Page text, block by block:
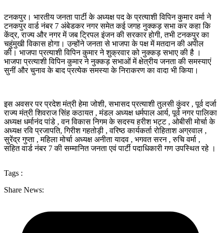
टनकपुर। भारतीय जनता पार्टी के अध्यक्ष पद के प्रत्याशी विपिन कुमार वर्मा ने
टनकपुर वार्ड नंबर 7 अंबेडकर नगर समेत कई जगह नुक्कड़ सभा कर कहा कि
केंद्र, राज्य और नगर में जब ट्रिपल इंजन की सरकार होगी, तभी टनकपुर का
चहुंमुखी विकास होगा। उन्होंने जनता से भाजपा के पक्ष में मतदान की अपील
की। भाजपा प्रत्याशी विपिन कुमार ने शुक्रवार को नुक्कड़ सभाए की है ।
भाजपा प्रत्याशी विपिन कुमार ने नुक्कड़ सभाओं में क्षेत्रीय जनता की समस्याएं
सुनीं और चुनाव के बाद प्रत्येक समस्या के निराकरण का वादा भी किया।
इस अवसर पर प्रदेश मंत्री हेमा जोशी, सभासद प्रत्याशी तुलसी कुंवर , पूर्व दर्जा
राज्य मंत्री शिवराज सिंह कठायत , मंडल अध्यक्ष धर्मपाल आर्य, पूर्व नगर पालिका
अध्यक्ष धर्मानंद पांडे , वन विकास निगम के सदस्य हरीश भट्ट , ओबीसी मोर्चा के
अध्यक्ष रवि प्रजापति, गिरीश गहतोड़ी , वरिष्ठ कार्यकर्ता रोहिताश अग्रवाल ,
सुरेंद्र गुप्ता , महिला मोर्चा अध्यक्ष अनीता यादव , भगवत सरन , रुचि वर्मा ,
सहित वार्ड नंबर 7 की सम्मानित जनता एवं पार्टी पदाधिकारी गण उपस्थित रहे ।
Tags :
Share News: